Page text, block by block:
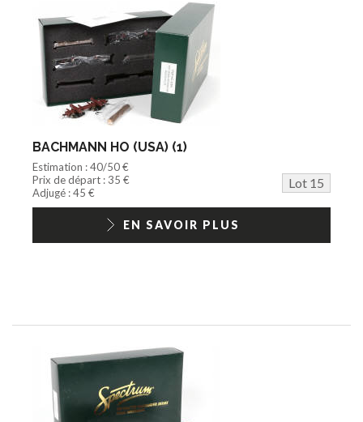
BACHMANN HO (USA) (1)
Estimation : 40/50 €
Prix de départ : 35 €
Lot 15
Adjugé : 45 €
EN SAVOIR PLUS